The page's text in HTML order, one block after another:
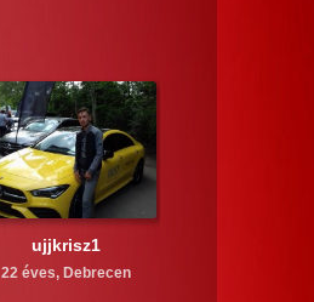
ujjkrisz1
22 éves, Debrecen